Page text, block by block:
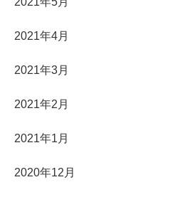
2021年4月
2021年3月
2021年2月
2021年1月
2020年12月